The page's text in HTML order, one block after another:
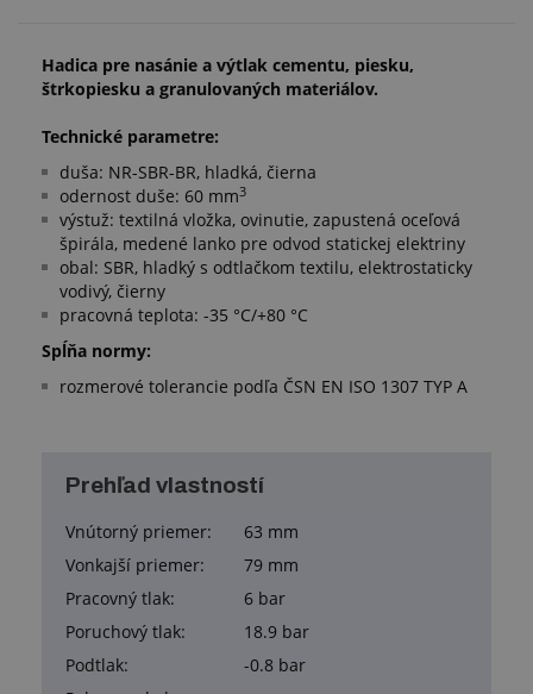
Hadica pre nasánie a výtlak cementu, piesku,
štrkopiesku a granulovaných materiálov.
Technické parametre:
duša: NR-SBR-BR, hladká, čierna
odernost duše: 60 mm3
výstuž: textilná vložka, ovinutie, zapustená oceľová
špirála, medené lanko pre odvod statickej elektriny
obal: SBR, hladký s odtlačkom textilu, elektrostaticky
vodivý, čierny
pracovná teplota: -35 °C/+80 °C
Spĺňa normy:
rozmerové tolerancie podľa ČSN EN ISO 1307 TYP A
Prehľad vlastností
Vnútorný priemer:
63 mm
Vonkajší priemer:
79 mm
Pracovný tlak:
6 bar
Poruchový tlak:
18.9 bar
Podtlak:
-0.8 bar